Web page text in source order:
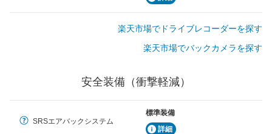
楽天市場でドライブレコーダーを探す
楽天市場でバックカメラを探す
安全装備（衝撃軽減）
SRSエアバックシステム
標準装備
詳細